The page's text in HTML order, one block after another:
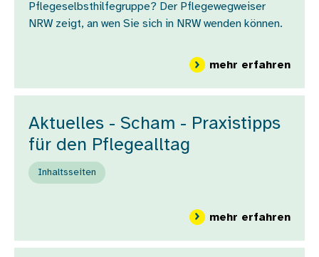
Pflegeselbsthilfegruppe? Der Pflegewegweiser
NRW zeigt, an wen Sie sich in NRW wenden können.
mehr erfahrenüber
Aktuelles - Scham - Praxistipps
für den Pflegealltag
Inhaltsseiten
mehr erfahrenüber